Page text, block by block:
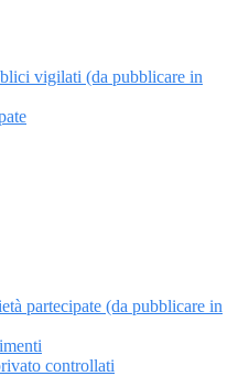
vigilati (da pubblicare in
partecipate (da pubblicare in
controllati